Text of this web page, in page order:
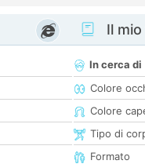
Il
In cerca di
Colore
Colore
Tipo di
Formato